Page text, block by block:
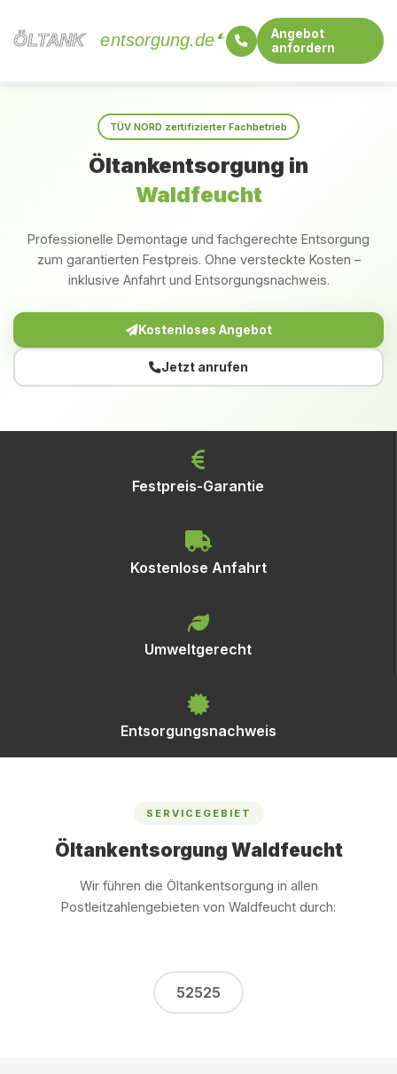
ÖLTANK
ÖLTANK entsorgung.de
Angebot
anfordern
TÜV NORD zertifizierter Fachbetrieb
Öltankentsorgung in
Waldfeucht
Professionelle Demontage und fachgerechte Entsorgung
zum garantierten Festpreis. Ohne versteckte Kosten –
inklusive Anfahrt und Entsorgungsnachweis.
Kostenloses Angebot
Jetzt anrufen
Festpreis-Garantie
Kostenlose Anfahrt
Umweltgerecht
Entsorgungsnachweis
SERVICEGEBIET
Öltankentsorgung Waldfeucht
Wir führen die Öltankentsorgung in allen
Postleitzahlengebieten von Waldfeucht durch:
52525